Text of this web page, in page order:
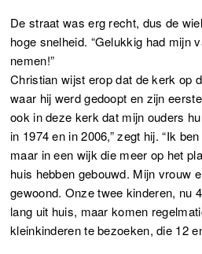
De straat was erg recht, dus de
hoge snelheid. “Gelukkig had mijn
nemen!”
Christian wijst erop dat de kerk op
waar hij werd gedoopt en zijn
ook in deze kerk dat mijn ouders
in 1974 en in 2006,” zegt hij. “Ik
maar in een wijk die meer op het
huis hebben gebouwd. Mijn vrouw
gewoond. Onze twee kinderen, nu
lang uit huis, maar komen
kleinkinderen te bezoeken, die 12